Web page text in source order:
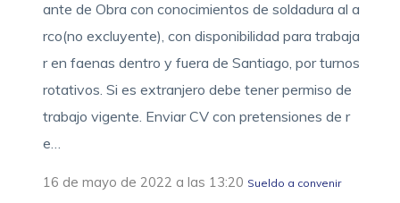
ante de Obra con conocimientos de soldadura al a
rco(no excluyente), con disponibilidad para trabaja
r en faenas dentro y fuera de Santiago, por turnos
rotativos. Si es extranjero debe tener permiso de
trabajo vigente. Enviar CV con pretensiones de r
e…
16 de mayo de 2022 a las 13:20 Sueldo a convenir